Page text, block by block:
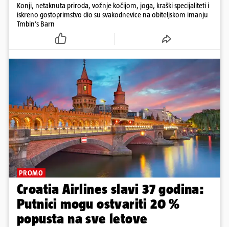
Konji, netaknuta priroda, vožnje kočijom, joga, kraški specijaliteti i
iskreno gostoprimstvo dio su svakodnevice na obiteljskom imanju
Tmbin’s Barn
PROMO
Croatia Airlines slavi 37 godina:
Putnici mogu ostvariti 20 %
popusta na sve letove